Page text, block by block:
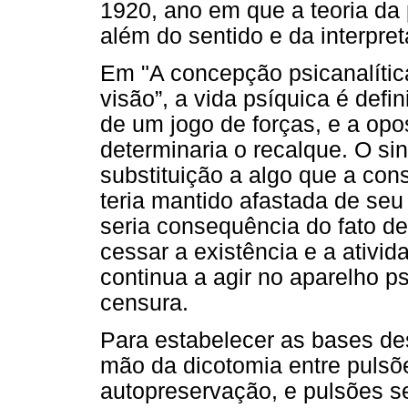
1920, ano em que a teoria
além do sentido e da
Em "A concepção
visão”, a vida psíquica é
de um jogo de forças, e a
determinaria o recalque. O
substituição a algo que a
teria mantido afastada de
seria consequência do fato
cessar a existência e a
continua a agir no aparelho
censura.
Para estabelecer as bases
mão da dicotomia entre
autopreservação, e pulsões